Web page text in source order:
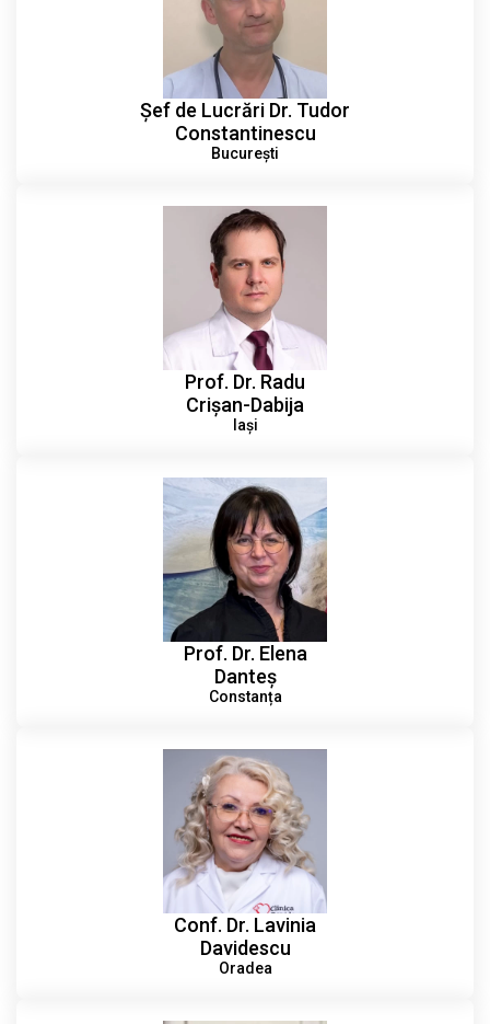
Șef de Lucrări Dr. Tudor
Constantinescu
București
Prof. Dr. Radu
Crișan-Dabija
Iași
Prof. Dr. Elena
Danteș
Constanța
Conf. Dr. Lavinia
Davidescu
Oradea